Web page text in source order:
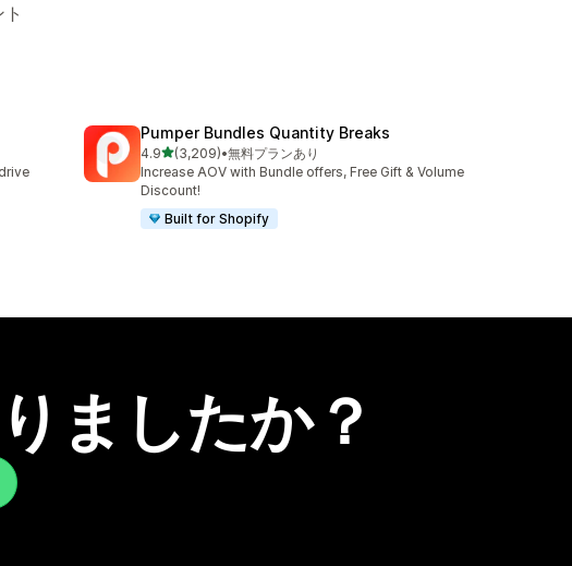
Pumper Bundles Quantity Breaks
4.95つ星中
(3,209)
合計レビュー数：3209件
•無料プランあり
Increase AOV with Bundle offers, Free Gift & Volume
Discount!
Built for Shopify
ましたか？